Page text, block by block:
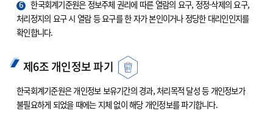
6
한국회계기준원은 정보주체 권리에 따른 열람의 요구, 정정·삭제의 요구,
처리정지의 요구 시 열람 등 요구를 한 자가 본인이거나 정당한 대리인인지를
확인합니다.
제6조 개인정보 파기
한국회계기준원은 개인정보 보유기간의 경과, 처리목적 달성 등 개인정보가
불필요하게 되었을 때에는 지체 없이 해당 개인정보를 파기합니다.